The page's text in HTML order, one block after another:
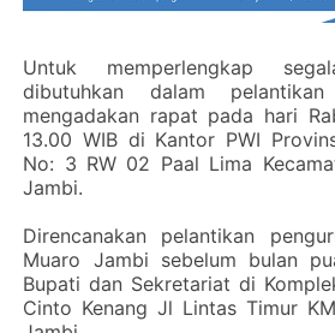
Untuk memperlengkap
dibutuhkan dalam
mengadakan rapat pada hari
13.00 WIB di Kantor PWI
No: 3 RW 02 Paal Lima
Jambi.
Direncanakan pelantikan
Muaro Jambi sebelum bulan
Bupati dan Sekretariat di
Cinto Kenang Jl Lintas Timur